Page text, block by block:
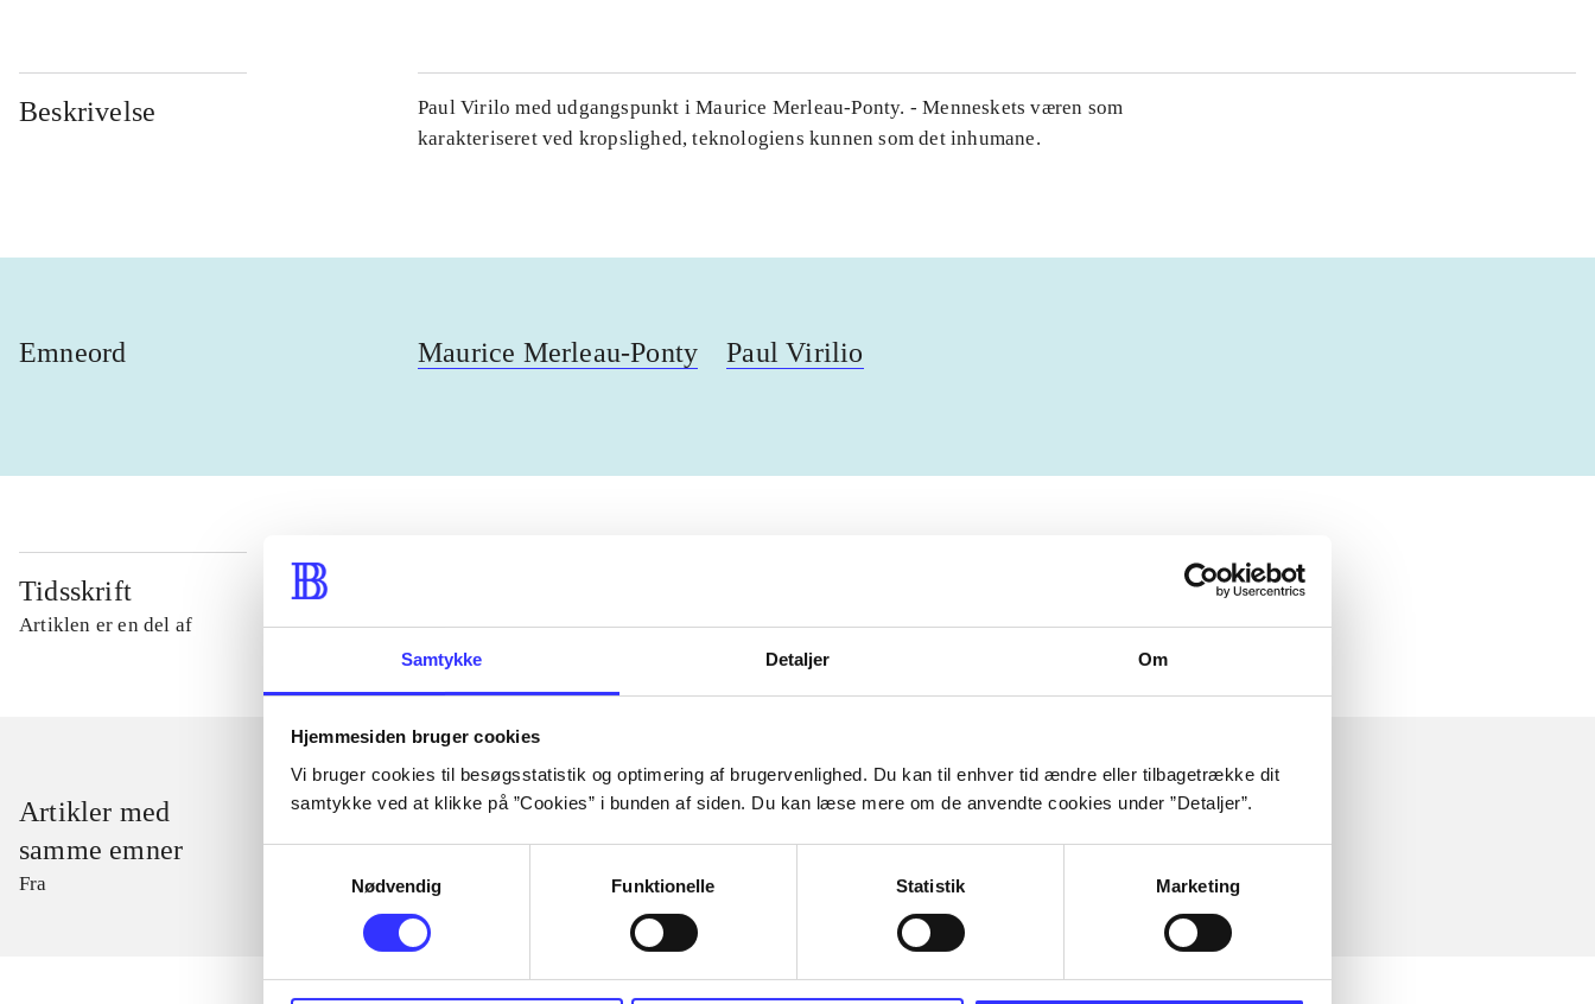
Samtykke Detaljer Om
Hjemmesiden bruger cookies
Vi bruger cookies til besøgsstatistik og optimering af brugervenlighed. Du kan til enhver tid ændre eller tilbagetrække dit
samtykke ved at klikke på ”Cookies” i bunden af siden. Du kan læse mere om de anvendte cookies under ”Detaljer”.
Nødvendig
Funktionelle Statistik Marketing
Beskrivelse
Paul Virilo med udgangspunkt i Maurice Merleau-Ponty. - Menneskets væren som
karakteriseret ved kropslighed, teknologiens kunnen som det inhumane.
Emneord Maurice Merleau-Ponty Paul Virilio
Tidsskrift
Artiklen er en del af
Artikler med
samme emner
Fra